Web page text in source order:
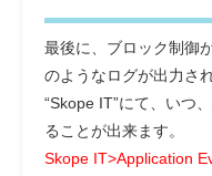
最後に、ブロック制御
のようなログが出力さ
“Skope IT”にて、いつ
ることが出来ます。
Skope IT>Application